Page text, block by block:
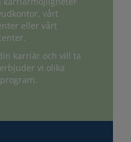
vårt
eller vårt
karriär och vill ta
vi olika